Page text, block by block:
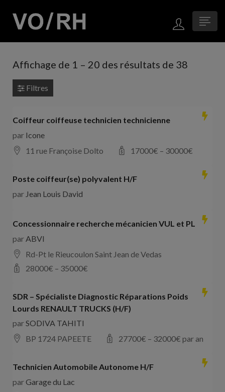
Affichage de 1 – 20 des résultats de 38
Filtres
Coiffeur coiffeuse technicien technicienne
par Icone
11 rue Françoise Dolto
17000€ – 30000€
Poste coiffeur(se) polyvalent H/F
par Jean Louis David
Concessionnaire recherche mécanicien VUL et PL
parABVI
Rd-Pt le Rieucoulon Saint Jean de Vedas
28000€ – 35000€
SDR – Spécialiste Diagnostic Réparations Poids
Lourds RENAULT TRUCKS (H/F)
parSODIVA TAHITI
BP 1724 PAPEETE
27700€ – 32000€ par an
Technicien Automobile Autonome H/F
parGarage du Lac